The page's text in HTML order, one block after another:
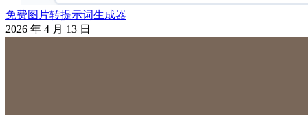
免费图片转提示词生成器
2026 年 4 月 13 日